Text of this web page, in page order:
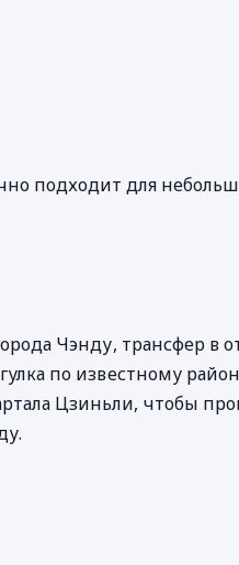
подходит для
Чэнду, трансфер в
по известному
Цзиньли, чтобы